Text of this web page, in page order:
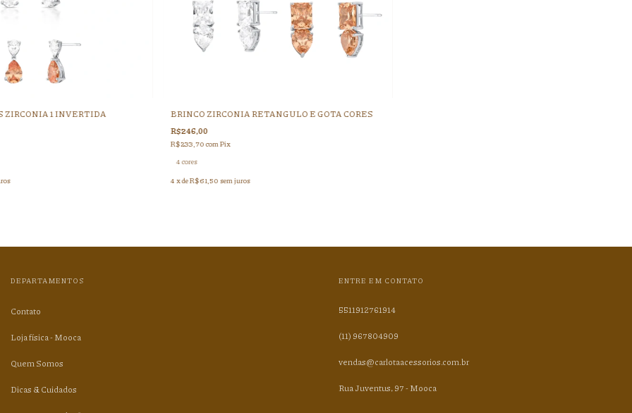
ZIRCONIA 1 INVERTIDA BRINCO ZIRCONIA RETANGULO E GOTA CORES
R$246,00
R$233,70com Pix
4 cores
4 x deR$61,50 sem juros
DEPARTAMENTOS
Contato
Loja física - Mooca
Quem Somos
Dicas & Cuidados
ENTRE EM CONTATO
5511912761914
(11) 967804909
vendas@carlotaacessorios.com.br
Rua Juventus, 97 - Mooca